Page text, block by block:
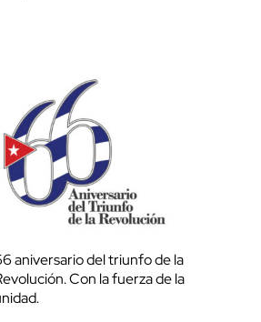
aniversario del triunfo de la
Con la fuerza de la